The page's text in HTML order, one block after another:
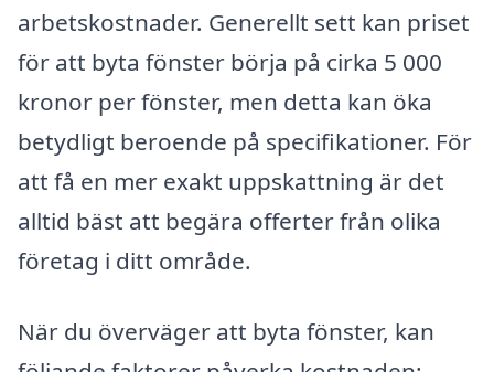
arbetskostnader. Generellt sett kan priset
för att byta fönster börja på cirka 5 000
kronor per fönster, men detta kan öka
betydligt beroende på specifikationer. För
att få en mer exakt uppskattning är det
alltid bäst att begära offerter från olika
företag i ditt område.
När du överväger att byta fönster, kan